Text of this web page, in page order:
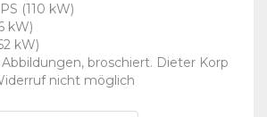
(110 kW)
kW)
kW)
Abbildungen, broschiert. Dieter Korp
nicht möglich